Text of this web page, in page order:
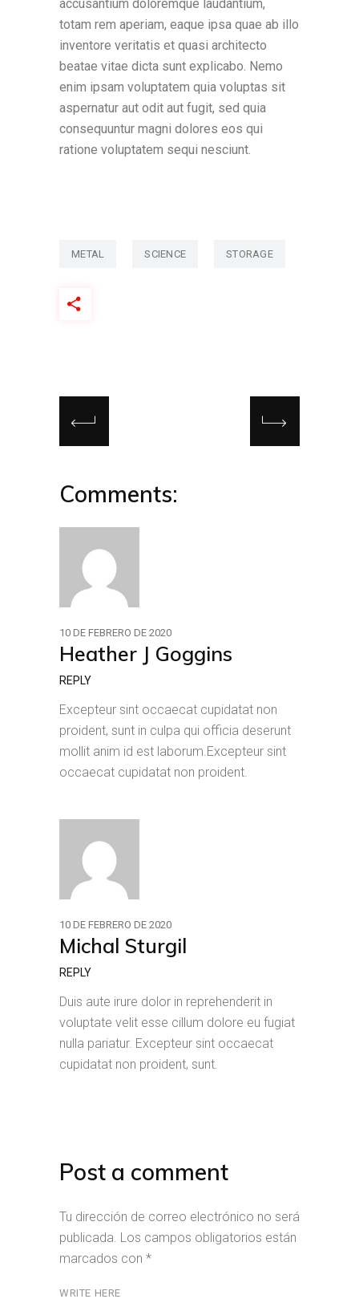
accusantium doloremque laudantium,
totam rem aperiam, eaque ipsa quae ab illo
inventore veritatis et quasi architecto
beatae vitae dicta sunt explicabo. Nemo
enim ipsam voluptatem quia voluptas sit
aspernatur aut odit aut fugit, sed quia
consequuntur magni dolores eos qui
ratione voluptatem sequi nesciunt.
METAL SCIENCE STORAGE
Comments:
10 DE FEBRERO DE 2020
Heather J Goggins
REPLY
Excepteur sint occaecat cupidatat non
proident, sunt in culpa qui officia deserunt
mollit anim id est laborum.Excepteur sint
occaecat cupidatat non proident.
10 DE FEBRERO DE 2020
Michal Sturgil
REPLY
Duis aute irure dolor in reprehenderit in
voluptate velit esse cillum dolore eu fugiat
nulla pariatur. Excepteur sint occaecat
cupidatat non proident, sunt.
Post a comment
Tu dirección de correo electrónico no será
publicada. Los campos obligatorios están
marcados con *